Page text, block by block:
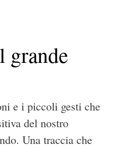
e i piccoli gesti che
del nostro
Una traccia che